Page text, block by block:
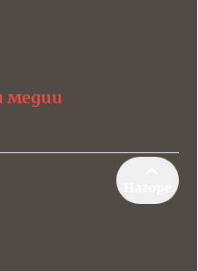
медии